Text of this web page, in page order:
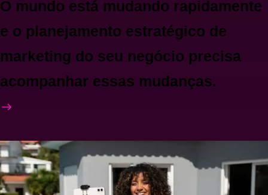
O mundo está mudando rapidamente
e o planejamento estratégico de
marketing do seu negócio precisa
acompanhar essas mudanças.